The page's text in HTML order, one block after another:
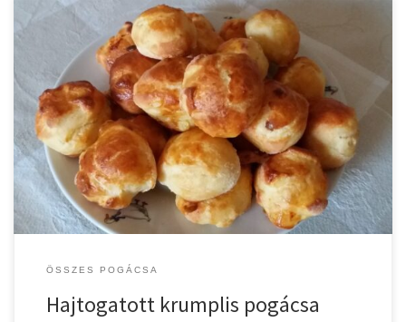
A hajtogatástól is és a krumplitól is igazán könnyű pogácsákat
kapunk. Sajnos a hajtogatott krumplis pogácsa nem egy gyorsan
elkészíthető pogácsa. De megéri a hosszú fáradozást. Érdemes
rászánni az időt. Vendégvárásra kitűnően alkalmas ez a hajtogatott
krumplis pogácsa. Frissen a legjobb fogyasztani! Hajtogatott
krumplis pogácsa recept A krumplit kockára vágva […]
ÖSSZES POGÁCSA
Hajtogatott krumplis pogácsa